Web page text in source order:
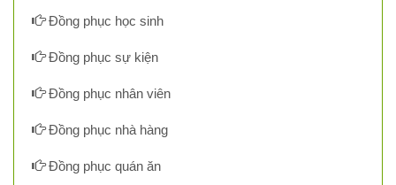
Đồng phục học sinh
Đồng phục sự kiện
Đồng phục nhân viên
Đồng phục nhà hàng
Đồng phục quán ăn